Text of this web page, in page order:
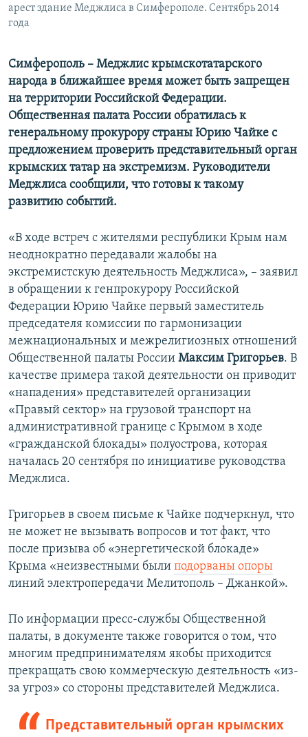
арест здание Меджлиса в Симферополе. Сентябрь 2014
года
Симферополь – Меджлис крымскотатарского
народа в ближайшее время может быть запрещен
на территории Российской Федерации.
Общественная палата России обратилась к
генеральному прокурору страны Юрию Чайке с
предложением проверить представительный орган
крымских татар на экстремизм. Руководители
Меджлиса сообщили, что готовы к такому
развитию событий.
«В ходе встреч с жителями республики Крым нам
неоднократно передавали жалобы на
экстремистскую деятельность Меджлиса», – заявил
в обращении к генпрокурору Российской
Федерации Юрию Чайке первый заместитель
председателя комиссии по гармонизации
межнациональных и межрелигиозных отношений
Общественной палаты России Максим Григорьев. В
качестве примера такой деятельности он приводит
«нападения» представителей организации
«Правый сектор» на грузовой транспорт на
административной границе с Крымом в ходе
«гражданской блокады» полуострова, которая
началась 20 сентября по инициативе руководства
Меджлиса.
Григорьев в своем письме к Чайке подчеркнул, что
не может не вызывать вопросов и тот факт, что
после призыва об «энергетической блокаде»
Крыма «неизвестными были подорваны опоры
линий электропередачи Мелитополь – Джанкой».
По информации пресс-службы Общественной
палаты, в документе также говорится о том, что
многим предпринимателям якобы приходится
прекращать свою коммерческую деятельность «из-
за угроз» со стороны представителей Меджлиса.
Представительный орган крымских